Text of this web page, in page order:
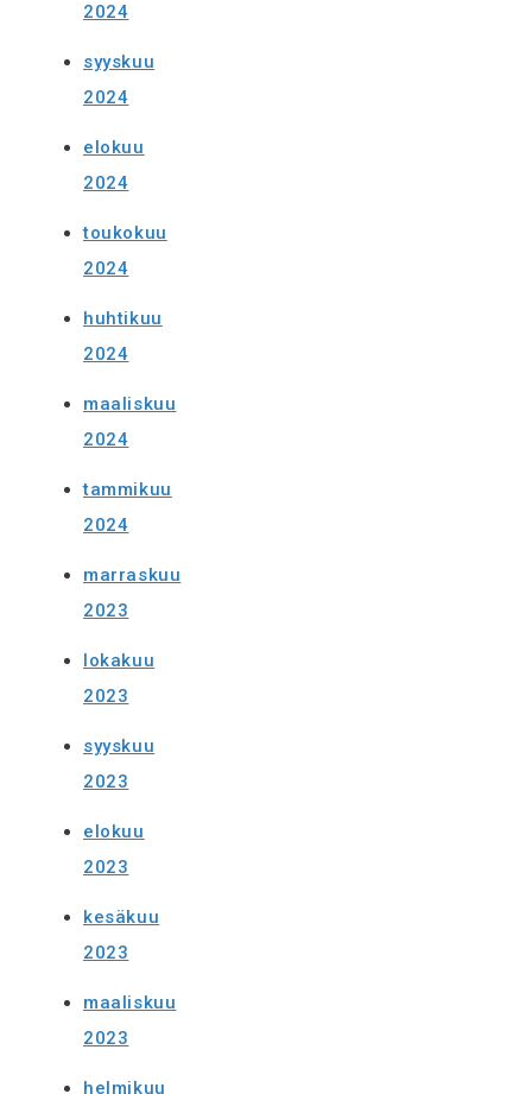
2024
syyskuu
2024
elokuu
2024
toukokuu
2024
huhtikuu
2024
maaliskuu
2024
tammikuu
2024
marraskuu
2023
lokakuu
2023
syyskuu
2023
elokuu
2023
kesäkuu
2023
maaliskuu
2023
helmikuu